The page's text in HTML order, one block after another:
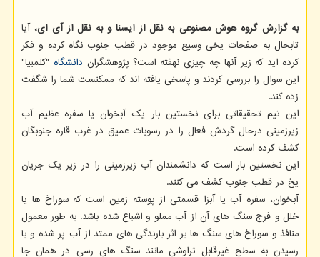
به گزارش گروه هوش مصنوعی به نقل از ایسنا و به نقل از آی ای،آیا
تابحال به صفحات یخی وسیع موجود در قطب جنوب نگاه کرده و فکر
کرده اید که زیر آنها چه چیزی نهفته است؟ پژوهشگران دانشگاه "کلمبیا"
این سوال را بررسی کردند و پاسخی یافته اند که ممکنست شما را شگفت
زده کند.
این تیم تحقیقاتی برای نخستین بار یک آبخوان یا سفره عظیم آب
زیرزمینی درحال گردش فعال را در رسوبات عمیق در غرب قاره جنوبگان
کشف کرده است.
این نخستین بار است که دانشمندان آب زیرزمینی را در زیر یک جریان
یخ در قطب جنوب کشف می کنند.
آبخوان، سفره آب یا آبزا قسمتی از پوسته زمین است که سوراخ ها یا
خلل و فرج سنگ های آن از آب مملو و اشباع شده باشد. به طور معمول
منافذ و سوراخ های سنگ ها بر اثر بارندگی های ممتد از آب پر شده و با
رسیدن به سطح غیرقابل تراوشی مانند سنگ های رسی در همان جا